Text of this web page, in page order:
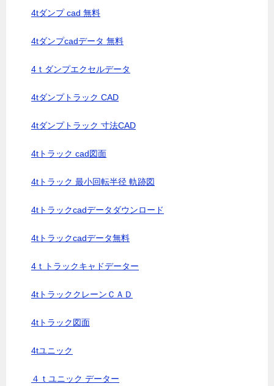
4tダンプ cad 無料
4tダンプcadデータ 無料
4ｔダンプエクセルデータ
4tダンプトラック CAD
4tダンプトラック 寸法CAD
4tトラック cad図面
4tトラック 最小回転半径 軌跡図
4tトラックcadデータダウンロード
4tトラックcadデータ無料
4ｔトラックキャドデーター
4tトラッククレーンＣＡＤ
4tトラック図面
4tユニック
４ｔユニック データー